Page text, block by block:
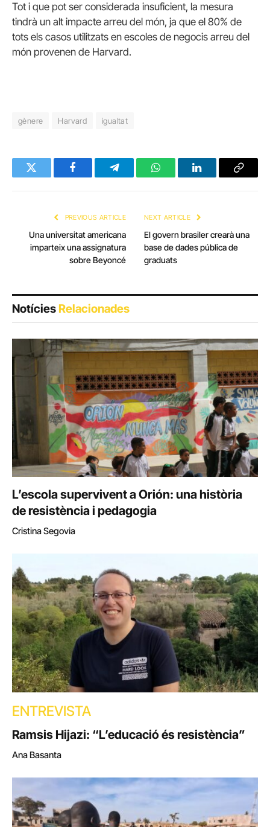
Tot i que pot ser considerada insuficient, la mesura
tindrà un alt impacte arreu del món, ja que el 80% de
tots els casos utilitzats en escoles de negocis arreu del
món provenen de Harvard.
gènere Harvard igualtat
Twitter FacebookTelegramWhatsAppLinkedInCopy
PREVIOUS ARTICLE
Una universitat americana
imparteix una assignatura
sobre Beyoncé
NEXT ARTICLE
El govern brasiler crearà una
base de dades pública de
graduats
NotíciesRelacionades
L’escola supervivent a Orión: una història
de resistència i pedagogia
Cristina Segovia
ENTREVISTA
Ramsis Hijazi: “L’educació és resistència”
Ana Basanta